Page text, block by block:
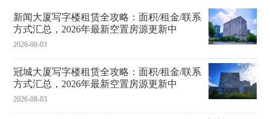
新闻大厦写字楼租赁全攻略：面积/租金/联系
方式汇总，2026年最新空置房源更新中
2026-08-03
冠城大厦写字楼租赁全攻略：面积/租金/联系
方式汇总，2026年最新空置房源更新中
2026-08-03